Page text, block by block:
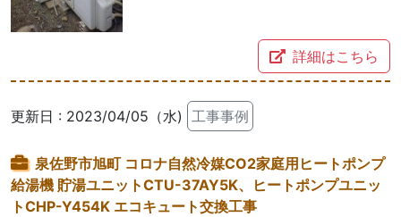
詳細はこちら
更新日 : 2023/04/05（水) 工事事例
泉佐野市旭町 コロナ自然冷媒CO2家庭用ヒートポンプ
給湯機 貯湯ユニットCTU-37AY5K、ヒートポンプユニッ
トCHP-Y454K エコキュート交換工事